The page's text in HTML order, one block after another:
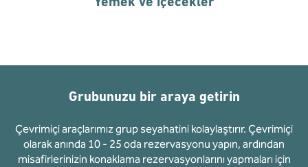
Grubunuzu bir araya getirin
Çevrimiçi araçlarımız grup seyahatini kolaylaştırır. Çevrimiçi
olarak anında 10 - 25 oda rezervasyonu yapın, ardından
misafirlerinizin konaklama rezervasyonlarını yapmaları için